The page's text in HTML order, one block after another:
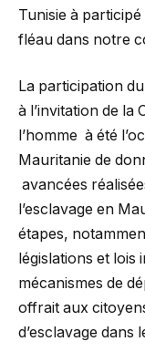
Tunisie à
fléau dans notre
La participation
à l’invitation de la
l’homme à été
Mauritanie de
avancées
l’esclavage en
étapes,
législations et
mécanismes de
offrait aux
d’esclavage dans